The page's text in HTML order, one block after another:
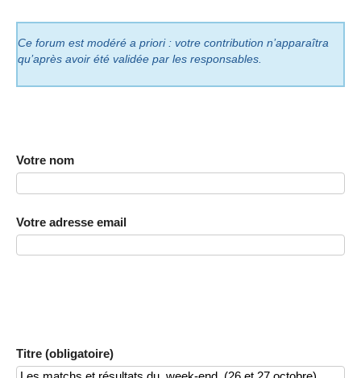
Ce forum est modéré a priori : votre contribution n’apparaîtra
qu’après avoir été validée par les responsables.
Votre nom
Votre adresse email
Titre (obligatoire)